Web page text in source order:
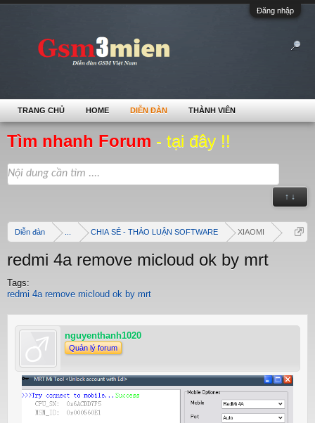
Đăng nhập
Tìm nhanh Forum - tại đây !!
↑ ↓
Diễn đàn CHIA SẺ - THẢO LUẬN SOFTWARE XIAOMI
redmi 4a remove micloud ok by mrt
Tags:
redmi 4a remove micloud ok by mrt
nguyenthanh1020
Quản lý forum
TRANG CHỦ HOME DIỄN ĐÀN THÀNH VIÊN